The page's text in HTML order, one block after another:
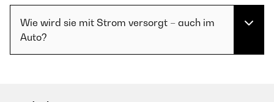
Wie wird sie mit Strom versorgt – auch im
Auto?